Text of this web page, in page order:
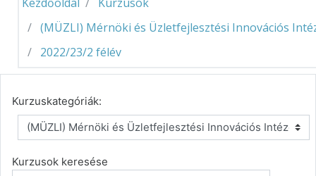
(MÜZLI) Mérnöki és Üzletfejlesztési Innovációs
2022/23/2 félév
Kurzuskategóriák:
Kurzusok keresése